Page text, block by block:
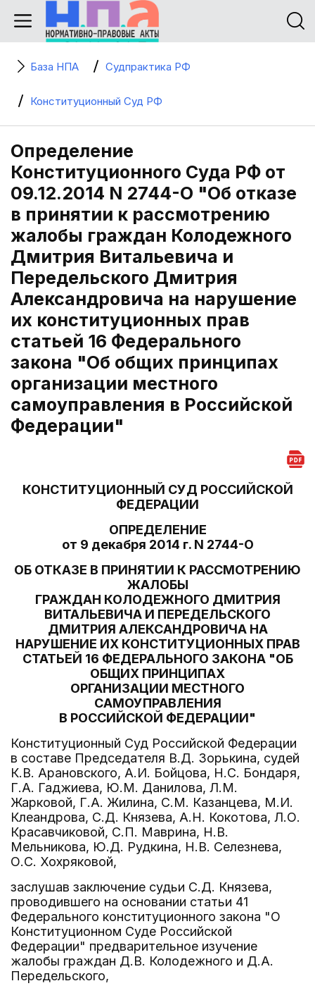
База НПА Судпрактика РФ
Конституционный Суд РФ
Определение
Конституционного Суда РФ от
09.12.2014 N 2744-О "Об отказе
в принятии к рассмотрению
жалобы граждан Колодежного
Дмитрия Витальевича и
Передельского Дмитрия
Александровича на нарушение
их конституционных прав
статьей 16 Федерального
закона "Об общих принципах
организации местного
самоуправления в Российской
Федерации"
КОНСТИТУЦИОННЫЙ СУД РОССИЙСКОЙ
ФЕДЕРАЦИИ
ОПРЕДЕЛЕНИЕ
от 9 декабря 2014 г. N 2744-О
ОБ ОТКАЗЕ В ПРИНЯТИИ К РАССМОТРЕНИЮ
ЖАЛОБЫ
ГРАЖДАН КОЛОДЕЖНОГО ДМИТРИЯ
ВИТАЛЬЕВИЧА И ПЕРЕДЕЛЬСКОГО
ДМИТРИЯ АЛЕКСАНДРОВИЧА НА
НАРУШЕНИЕ ИХ КОНСТИТУЦИОННЫХ ПРАВ
СТАТЬЕЙ 16 ФЕДЕРАЛЬНОГО ЗАКОНА "ОБ
ОБЩИХ ПРИНЦИПАХ
ОРГАНИЗАЦИИ МЕСТНОГО
САМОУПРАВЛЕНИЯ
В РОССИЙСКОЙ ФЕДЕРАЦИИ"
Конституционный Суд Российской Федерации
в составе Председателя В.Д. Зорькина, судей
К.В. Арановского, А.И. Бойцова, Н.С. Бондаря,
Г.А. Гаджиева, Ю.М. Данилова, Л.М.
Жарковой, Г.А. Жилина, С.М. Казанцева, М.И.
Клеандрова, С.Д. Князева, А.Н. Кокотова, Л.О.
Красавчиковой, С.П. Маврина, Н.В.
Мельникова, Ю.Д. Рудкина, Н.В. Селезнева,
О.С. Хохряковой,
заслушав заключение судьи С.Д. Князева,
проводившего на основании статьи 41
Федерального конституционного закона "О
Конституционном Суде Российской
Федерации" предварительное изучение
жалобы граждан Д.В. Колодежного и Д.А.
Передельского,